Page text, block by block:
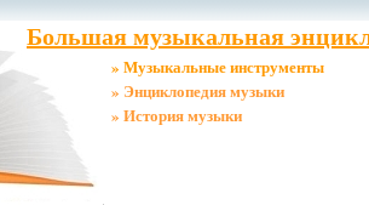
Большая музыкальная
» Музыкальные инструменты
» Энциклопедия музыки
» История музыки